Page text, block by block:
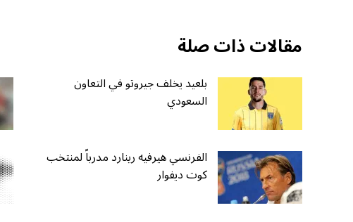
مقالات ذات صلة
بلعيد يخلف جيروتو في التعاون
السعودي
الفرنسي هيرفيه رينارد مدرباً لمنتخب
كوت ديفوار